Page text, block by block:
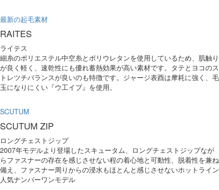
最新の起毛素材
RAITES
ライテス
細糸のポリエステル中空糸とポリウレタンを使用しているため、肌触り
が良く軽く、速乾性にも優れ蓄熱効果が高い素材です。タテとヨコのス
トレツチバランスが良いのも特徴です。ジャージ表酉は摩耗に強く、毛
玉になりにくい『ウ工イブ』を使用。
SCUTUM
SCUTUM ZIP
ロングチェストジップ
2007年モデルより登場したスキュータム、ロングチェストジップなが
らファスナーの存在を感じさせない程の着心地と可動性、脱着性を兼ね
備え、ファスナー周りからの浸水もほとんと感じさせないホットライン
人気ナンバーワンモデル